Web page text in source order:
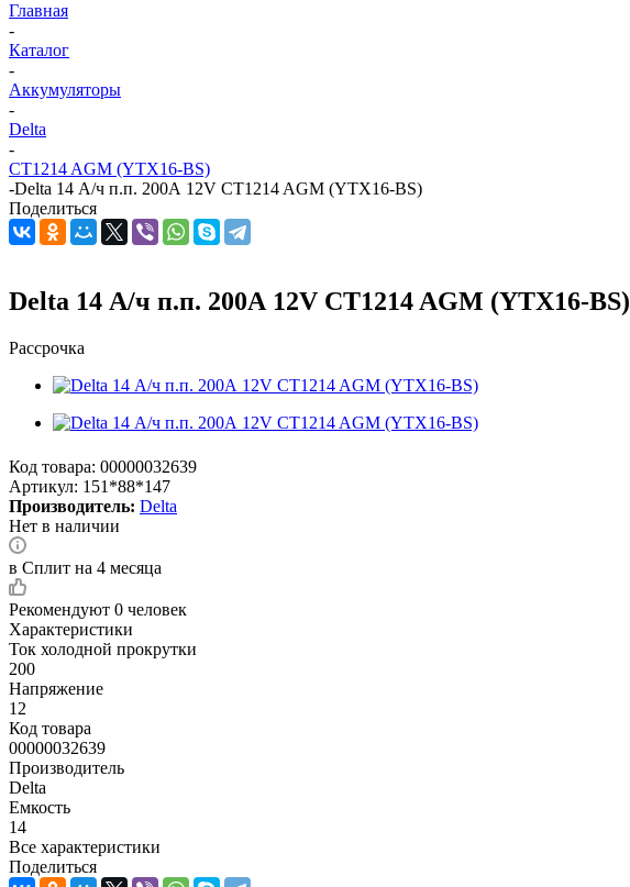
Главная
-
Каталог
-
Аккумуляторы
-
Delta
-
CT1214 AGM (YTX16-BS)
-Delta 14 А/ч п.п. 200А 12V CT1214 AGM (YTX16-BS)
Поделиться
Delta 14 А/ч п.п. 200А 12V CT1214 AGM (YTX16-BS)
Рассрочка
Код товара: 00000032639
Артикул: 151*88*147
Производитель: Delta
Нет в наличии
в Сплит на 4 месяца
Рекомендуют 0 человек
Характеристики
Ток холодной прокрутки
200
Напряжение
12
Код товара
00000032639
Производитель
Delta
Емкость
14
Все характеристики
Поделиться